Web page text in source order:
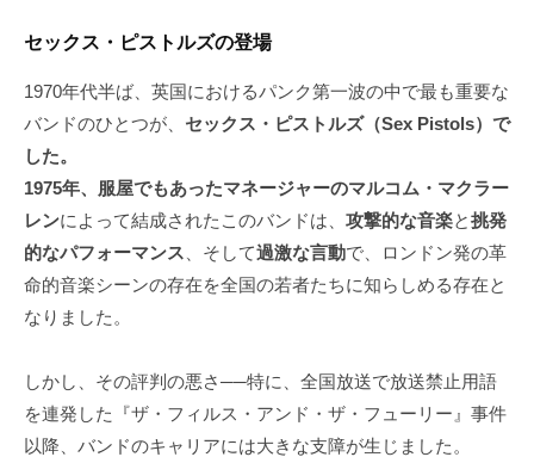
セックス・ピストルズの登場
1970年代半ば、英国におけるパンク第一波の中で最も重要な
バンドのひとつが、 セックス・ピストルズ（Sex Pistols）で
した。
1975年、服屋でもあったマネージャーのマルコム・マクラー
レンによって結成されたこのバンドは、 攻撃的な音楽と挑発
的なパフォーマンス 、そして過激な言動で、ロンドン発の革
命的音楽シーンの存在を全国の若者たちに知らしめる存在と
なりました。
しかし、その評判の悪さ──特に、全国放送で放送禁止用語
を連発した『ザ・フィルス・アンド・ザ・フューリー』事件
以降、バンドのキャリアには大きな支障が生じました。